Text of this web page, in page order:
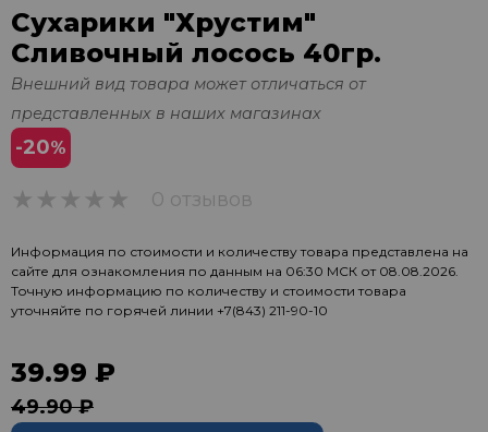
Сухарики "Хрустим"
Сливочный лосось 40гр.
Внешний вид товара может отличаться от
представленных в наших магазинах
-20%
0 отзывов
Информация по стоимости и количеству товара представлена на
сайте для ознакомления по данным на 06:30 МСК от 08.08.2026.
Точную информацию по количеству и стоимости товара
уточняйте по горячей линии +7(843) 211-90-10
39.99 ₽
49.90 ₽